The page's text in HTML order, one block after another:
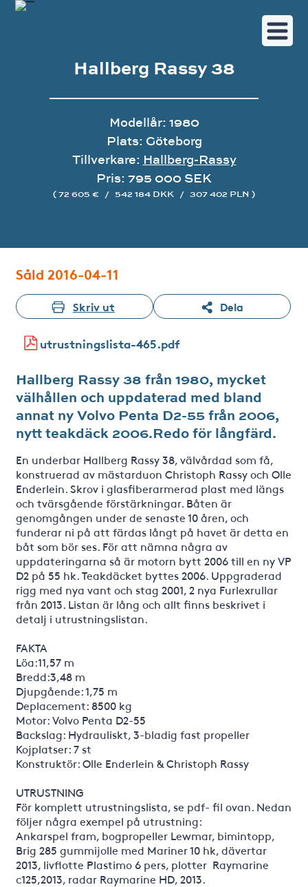
Hallberg Rassy 38
Modellår: 1980
Plats: Göteborg
Tillverkare: Hallberg-Rassy
Pris: 795 000 SEK
( 72 605 € / 542 184 DKK / 307 402 PLN )
Såld 2016-04-11
Skriv ut Dela
utrustningslista-465.pdf
Hallberg Rassy 38 från 1980, mycket
välhållen och uppdaterad med bland
annat ny Volvo Penta D2-55 från 2006,
nytt teakdäck 2006.Redo för långfärd.
En underbar Hallberg Rassy 38, välvårdad som få,
konstruerad av mästarduon Christoph Rassy och Olle
Enderlein. Skrov i glasfiberarmerad plast med längs
och tvärsgående förstärkningar. Båten är
genomgången under de senaste 10 åren, och
funderar ni på att färdas långt på havet är detta en
båt som bör ses. För att nämna några av
uppdateringarna så är motorn bytt 2006 till en ny VP
D2 på 55 hk. Teakdäcket byttes 2006. Uppgraderad
rigg med nya vant och stag 2001, 2 nya Furlexrullar
från 2013. Listan är lång och allt finns beskrivet i
detalj i utrustningslistan.
FAKTA
Löa:11,57 m
Bredd:3,48 m
Djupgående: 1,75 m
Deplacement: 8500 kg
Motor: Volvo Penta D2-55
Backslag: Hydrauliskt, 3-bladig fast propeller
Kojplatser: 7 st
Konstruktör: Olle Enderlein & Christoph Rassy
UTRUSTNING
För komplett utrustningslista, se pdf- fil ovan. Nedan
följer några exempel på utrustning:
Ankarspel fram, bogpropeller Lewmar, bimintopp,
Brig 285 gummijolle med Mariner 10 hk, dävertar
2013, livflotte Plastimo 6 pers, plotter Raymarine
c125,2013, radar Raymarine HD, 2013.